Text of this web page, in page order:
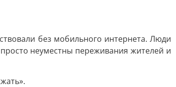
без мобильного интернета. Люди
неуместны переживания жителей и